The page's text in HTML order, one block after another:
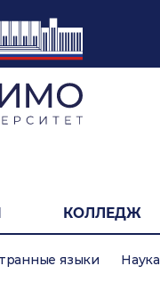
КОЛЛЕДЖ
языки Наука